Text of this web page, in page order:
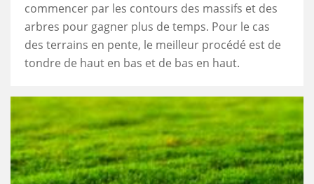
commencer par les contours des massifs et des
arbres pour gagner plus de temps. Pour le cas
des terrains en pente, le meilleur procédé est de
tondre de haut en bas et de bas en haut.